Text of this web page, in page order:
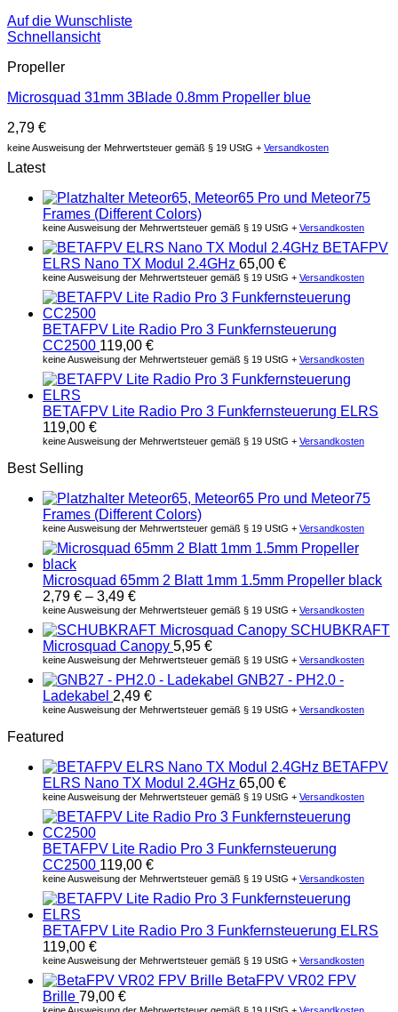
Auf die Wunschliste
Schnellansicht
Propeller
Microsquad 31mm 3Blade 0.8mm Propeller blue
2,79 €
keine Ausweisung der Mehrwertsteuer gemäß § 19 UStG + Versandkosten
Latest
Meteor65, Meteor65 Pro und Meteor75
Frames (Different Colors)
keine Ausweisung der Mehrwertsteuer gemäß § 19 UStG + Versandkosten
BETAFPV
ELRS Nano TX Modul 2.4GHz 65,00 €
keine Ausweisung der Mehrwertsteuer gemäß § 19 UStG + Versandkosten
BETAFPV Lite Radio Pro 3 Funkfernsteuerung
CC2500 119,00 €
keine Ausweisung der Mehrwertsteuer gemäß § 19 UStG + Versandkosten
BETAFPV Lite Radio Pro 3 Funkfernsteuerung ELRS
119,00 €
keine Ausweisung der Mehrwertsteuer gemäß § 19 UStG + Versandkosten
Best Selling
Meteor65, Meteor65 Pro und Meteor75
Frames (Different Colors)
keine Ausweisung der Mehrwertsteuer gemäß § 19 UStG + Versandkosten
Microsquad 65mm 2 Blatt 1mm 1.5mm Propeller black
2,79 € – 3,49 €
keine Ausweisung der Mehrwertsteuer gemäß § 19 UStG + Versandkosten
SCHUBKRAFT
Microsquad Canopy 5,95 €
keine Ausweisung der Mehrwertsteuer gemäß § 19 UStG + Versandkosten
GNB27 - PH2.0 -
Ladekabel 2,49 €
keine Ausweisung der Mehrwertsteuer gemäß § 19 UStG + Versandkosten
Featured
BETAFPV
ELRS Nano TX Modul 2.4GHz 65,00 €
keine Ausweisung der Mehrwertsteuer gemäß § 19 UStG + Versandkosten
BETAFPV Lite Radio Pro 3 Funkfernsteuerung
CC2500 119,00 €
keine Ausweisung der Mehrwertsteuer gemäß § 19 UStG + Versandkosten
BETAFPV Lite Radio Pro 3 Funkfernsteuerung ELRS
119,00 €
keine Ausweisung der Mehrwertsteuer gemäß § 19 UStG + Versandkosten
BetaFPV VR02 FPV
Brille 79,00 €